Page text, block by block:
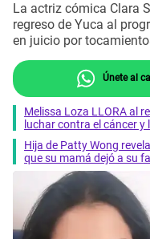
La actriz cómica Clara
regreso de Yuca al
en juicio por
Únete al
Melissa Loza LLORA al
luchar contra el cáncer y
Hija de Patty Wong
que su mamá dejó a su